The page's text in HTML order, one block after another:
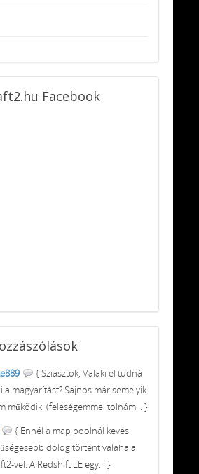
Facebook
{ Sziasztok, Valaki el tudná
a magyarítást? Sajnos már semelyik
működik. (feleségemmel tolnám... }
{ Ennél a map poolnál kevés
dolog történt valaha a
vel. A Redshift LE egy... }